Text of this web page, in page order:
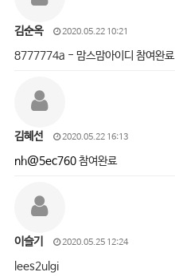
김순옥 2020.05.22 10:21
8777774a - 맘스맘아이디 참여완료
김혜선 2020.05.22 16:13
nh@5ec760참여완료
이슬기 2020.05.25 12:24
lees2ulgi